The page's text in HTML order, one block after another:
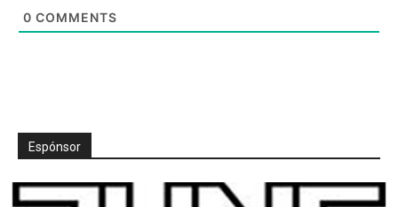
0 COMMENTS
Espónsor